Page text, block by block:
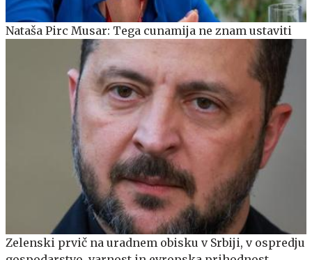
Nataša Pirc Musar: Tega cunamija ne znam ustaviti
Zelenski prvič na uradnem obisku v Srbiji, v ospredju